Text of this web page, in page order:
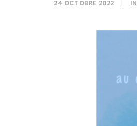
24 OCTOBRE 2022 | IN